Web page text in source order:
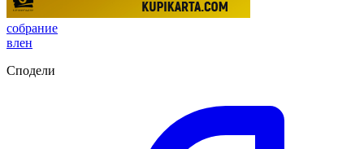
собрание
влен
Сподели